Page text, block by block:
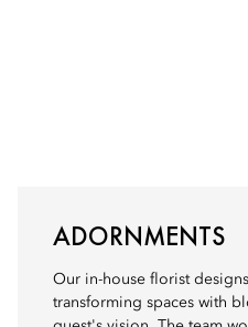
ADORNMENTS
Our in-house florist
transforming spaces with